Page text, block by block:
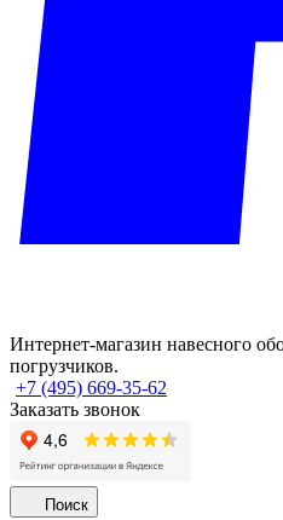
Интернет-магазин навесного
погрузчиков.
+7 (495) 669-35-62
Заказать звонок
Поиск